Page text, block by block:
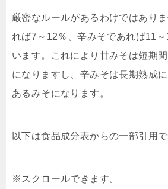
厳密なルールがあるわけではあり
れば7～12％、辛みそであれば11
います。これにより甘みそは短期
になりますし、辛みそは長期熟成
あるみそになります。
以下は食品成分表からの一部引用で